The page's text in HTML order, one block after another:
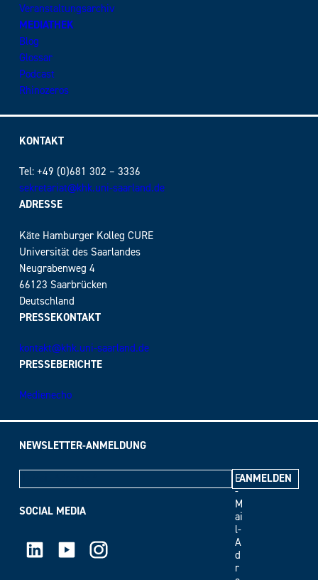
Veranstaltungsarchiv
MEDIATHEK
Blog
Glossar
Podcast
Rhinozeros
KONTAKT
Tel: +49 (0)681 302 – 3336
sekretariat@khk.uni-saarland.de
ADRESSE
Käte Hamburger Kolleg CURE
Universität des Saarlandes
Neugrabenweg 4
66123 Saarbrücken
Deutschland
PRESSEKONTAKT
kontakt@khk.uni-saarland.de
PRESSEBERICHTE
Medienecho
NEWSLETTER-ANMELDUNG
E
-
M
ai
l-
A
d
r
SOCIAL MEDIA
LinkedIn Youtube Instagram